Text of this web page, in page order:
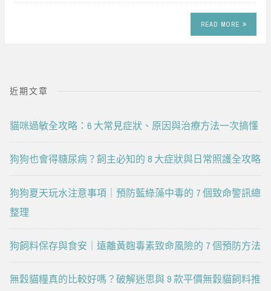
READ MORE
近期文章
貓咪過敏全攻略：6 大常見症狀、原因與治療方法一次搞懂
狗狗也會得糖尿病？飼主必知的 8 大症狀與日常照護全攻略
狗狗夏天玩水注意事項｜預防藍綠藻中毒的 7 個致命警訊總
整理
狗飼料保存與食安｜遠離黃麴毒素致命風險的 7 個預防方法
無穀貓糧真的比較好嗎？破解迷思與 9 款平價無穀貓飼料推